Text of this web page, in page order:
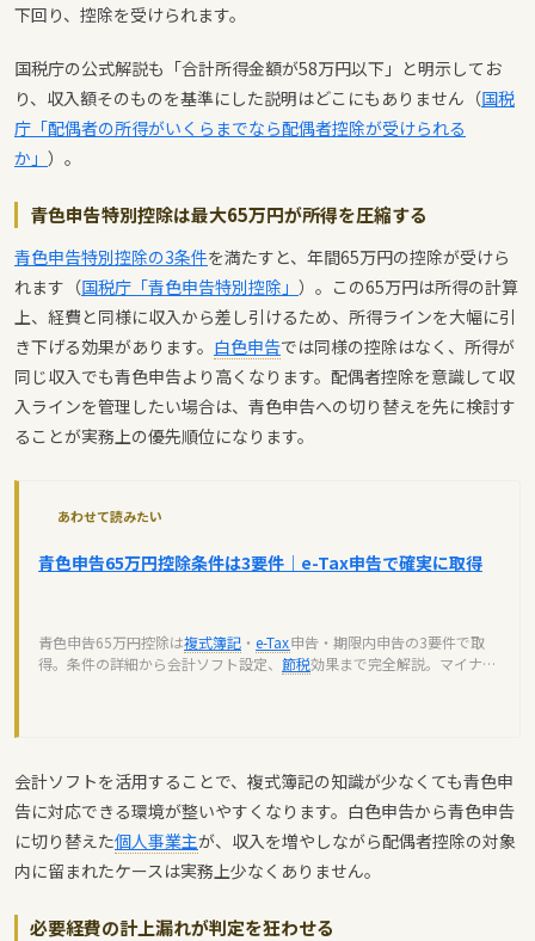
下回り、控除を受けられます。
国税庁の公式解説も「合計所得金額が58万円以下」と明示してお
り、収入額そのものを基準にした説明はどこにもありません（国税
庁「配偶者の所得がいくらまでなら配偶者控除が受けられる
か」 ）。
青色申告特別控除は最大65万円が所得を圧縮する
青色申告特別控除の3条件を満たすと、年間65万円の控除が受けら
れます（国税庁「青色申告特別控除」 ）。この65万円は所得の計算
上、経費と同様に収入から差し引けるため、所得ラインを大幅に引
き下げる効果があります。 白色申告では同様の控除はなく、所得が
同じ収入でも青色申告より高くなります。配偶者控除を意識して収
入ラインを管理したい場合は、青色申告への切り替えを先に検討す
ることが実務上の優先順位になります。
あわせて読みたい
青色申告65万円控除条件は3要件｜e-Tax申告で確実に取得
青色申告65万円控除は複式簿記 ・ e-Tax申告・期限内申告の3要件で取
得。条件の詳細から会計ソフト設定、 節税効果まで完全解説。マイナン
会計ソフトを活用することで、複式簿記の知識が少なくても青色申
告に対応できる環境が整いやすくなります。白色申告から青色申告
に切り替えた個人事業主が、収入を増やしながら配偶者控除の対象
内に留まれたケースは実務上少なくありません。
必要経費の計上漏れが判定を狂わせる